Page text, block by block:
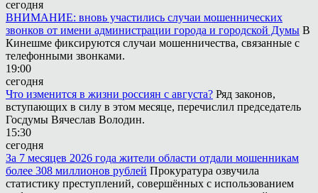
сегодня
ВНИМАНИЕ: вновь участились случаи мошеннических
звонков от имени администрации города и городской Думы В
Кинешме фиксируются случаи мошенничества, связанные с
телефонными звонками.
19:00
сегодня
Что изменится в жизни россиян с августа? Ряд законов,
вступающих в силу в этом месяце, перечислил председатель
Госдумы Вячеслав Володин.
15:30
сегодня
За 7 месяцев 2026 года жители области отдали мошенникам
более 308 миллионов рублей Прокуратура озвучила
статистику преступлений, совершённых с использованием